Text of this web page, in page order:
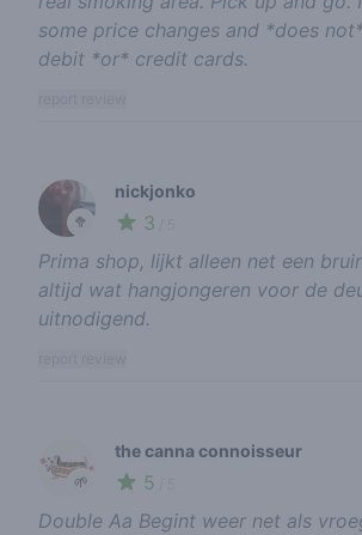
some price changes and *does
debit *or* credit cards.
🥦
nickjonko
3
Prima shop, lijkt alleen net een
altijd wat hangjongeren voor de
uitnodigend.
🌱
the canna connoisseur
5
Double Aa Begint weer net als